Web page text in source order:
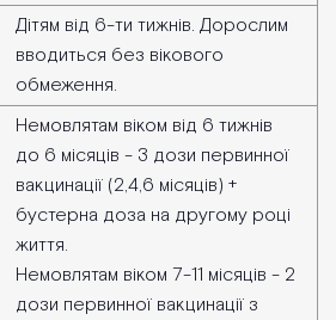
Дітям від 6-ти тижнів. Дорослим
вводиться без вікового
обмеження.
Немовлятам віком від 6 тижнів
до 6 місяців - 3 дози первинної
вакцинації (2,4,6 місяців) +
бустерна доза на другому році
життя.
Немовлятам віком 7-11 місяців - 2
дози первинної вакцинації з